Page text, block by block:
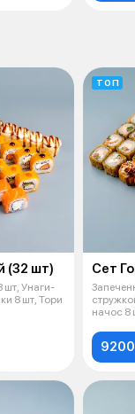
(32 шт)
шт, Унаги-
8 шт, Тори
ТОП
Сет
начос 8